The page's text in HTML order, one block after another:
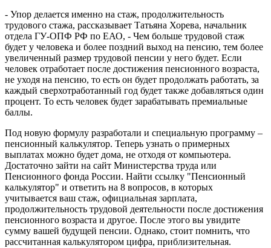
- Упор делается именно на стаж, продолжительность
трудового стажа, рассказывает Татьяна Хорева, начальник
отдела ГУ-ОПФ РФ по ЕАО, - Чем больше трудовой стаж
будет у человека и более поздний выход на пенсию, тем более
увеличенный размер трудовой пенсии у него будет. Если
человек отработает после достижения пенсионного возраста,
не уходя на пенсию, то есть он будет продолжать работать, за
каждый сверхотработанный год будет также добавляться один
процент. То есть человек будет зарабатывать премиальные
баллы.
Под новую формулу разработали и специальную программу –
пенсионный калькулятор. Теперь узнать о примерных
выплатах можно будет дома, не отходя от компьютера.
Достаточно зайти на сайт Министерства труда или
Пенсионного фонда России. Найти ссылку "Пенсионный
калькулятор" и ответить на 8 вопросов, в которых
учитывается ваш стаж, официальная зарплата,
продолжительность трудовой деятельности после достижения
пенсионного возраста и другое. После этого вы увидите
сумму вашей будущей пенсии. Однако, стоит помнить, что
рассчитанная калькулятором цифра, приблизительная.